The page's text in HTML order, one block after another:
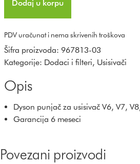
Dodaj u korpu
PDV uračunat i nema skrivenih troškova
Šifra proizvoda: 967813-03
Kategorije: Dodaci i filteri, Usisivači
Opis
Dyson punjač za usisivač V6, V7,
Garancija 6 meseci
Povezani proizvodi